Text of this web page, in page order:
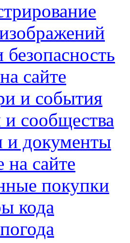
сайте
и события
сообщества
и документы
сайте
покупки
кода